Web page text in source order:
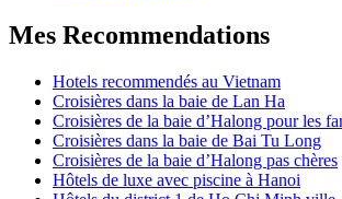
Mes Recommendations
Hotels recommendés au Vietnam
Croisières dans la baie de Lan Ha
Croisières de la baie d’Halong pour les
Croisières dans la baie de Bai Tu Long
Croisières de la baie d’Halong pas chères
Hôtels de luxe avec piscine à Hanoi